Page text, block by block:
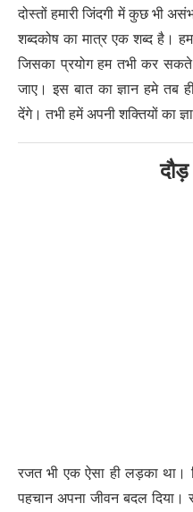
दोस्तों हमारी जिंदगी में कुछ भी
शब्दकोष का मात्र एक शब्द है।
जिसका प्रयोग हम तभी कर
जाए। इस बात का ज्ञान हमे तब
देंगे। तभी हमें अपनी शक्तियों का
रजत भी एक ऐसा ही लड़का
पहचान अपना जीवन बदल